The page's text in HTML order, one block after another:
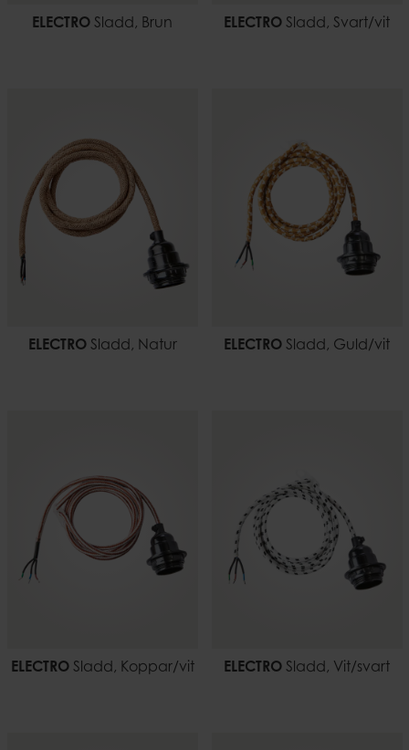
ELECTRO Sladd, Brun ELECTRO Sladd, Svart/vit
ELECTROSladd, Natur ELECTRO Sladd, Guld/vit
ELECTROSladd, Koppar/vit ELECTRO Sladd, Vit/svart